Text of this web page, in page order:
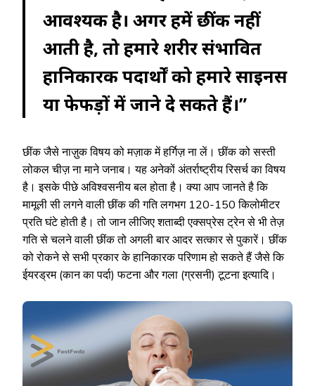
आवश्यक है। अगर हमें छींक नहीं
आती है, तो हमारे शरीर संभावित
हानिकारक पदार्थों को हमारे साइनस
या फेफड़ों में जाने दे सकते हैं।”
छींक जैसे नाज़ुक विषय को मज़ाक में हर्गिज़ ना लें। छींक को सस्ती
लोकल चीज़ ना माने जनाब। यह अनेकों अंतर्राष्ट्रीय रिसर्च का विषय
है। इसके पीछे अविश्वसनीय बल होता है। क्या आप जानते है कि
मामूली सी लगने वाली छींक की गति लगभग 120-150 किलोमीटर
प्रति घंटे होती है। तो जान लीजिए शताब्दी एक्सप्रेस ट्रेन से भी तेज़
गति से चलने वाली छींक तो अगली बार आदर सत्कार से पुकारें। छींक
को रोकने से सभी प्रकार के हानिकारक परिणाम हो सकते हैं जैसे कि
ईयरड्रम (कान का पर्दा) फटना और गला (ग्रसनी) टूटना इत्यादि।